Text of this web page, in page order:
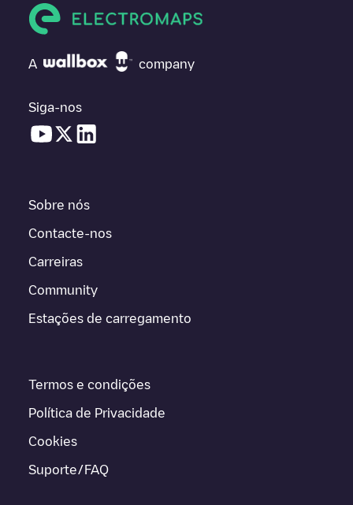
A company
Siga-nos
Sobre nós
Contacte-nos
Carreiras
Community
Estações de carregamento
Termos e condições
Política de Privacidade
Cookies
Suporte/FAQ